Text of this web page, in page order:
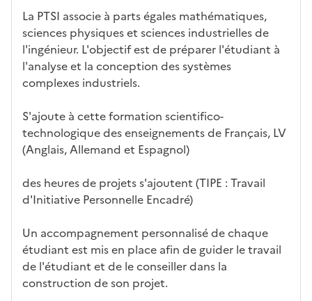
d
at
ur
e
La PTSI associe à parts égales mathématiques,
sciences physiques et sciences industrielles de
l'ingénieur. L'objectif est de préparer l'étudiant à
l'analyse et la conception des systèmes
complexes industriels.
S'ajoute à cette formation scientifico-
technologique des enseignements de Français, LV
(Anglais, Allemand et Espagnol)
des heures de projets s'ajoutent (TIPE : Travail
d'Initiative Personnelle Encadré)
Un accompagnement personnalisé de chaque
étudiant est mis en place afin de guider le travail
de l'étudiant et de le conseiller dans la
construction de son projet.